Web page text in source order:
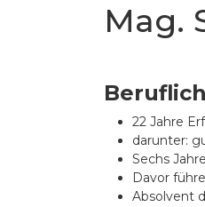
Mag.
22 Jahre
darunter:
Sechs
Davor
Absolvent